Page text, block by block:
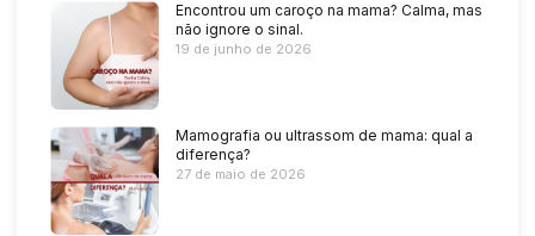
Encontrou um caroço na mama? Calma, mas
não ignore o sinal.
19 de junho de 2026
Mamografia ou ultrassom de mama: qual a
diferença?
27 de maio de 2026